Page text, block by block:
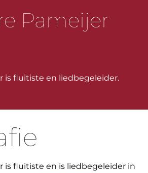
Pameijer
is fluitiste en liedbegeleider.
is fluitiste en is liedbegeleider in